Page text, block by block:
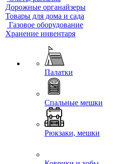
Дорожные органайзеры
Товары для дома и сада
Газовое оборудование
Хранение инвентаря
Палатки
Спальные мешки
Рюкзаки, мешки